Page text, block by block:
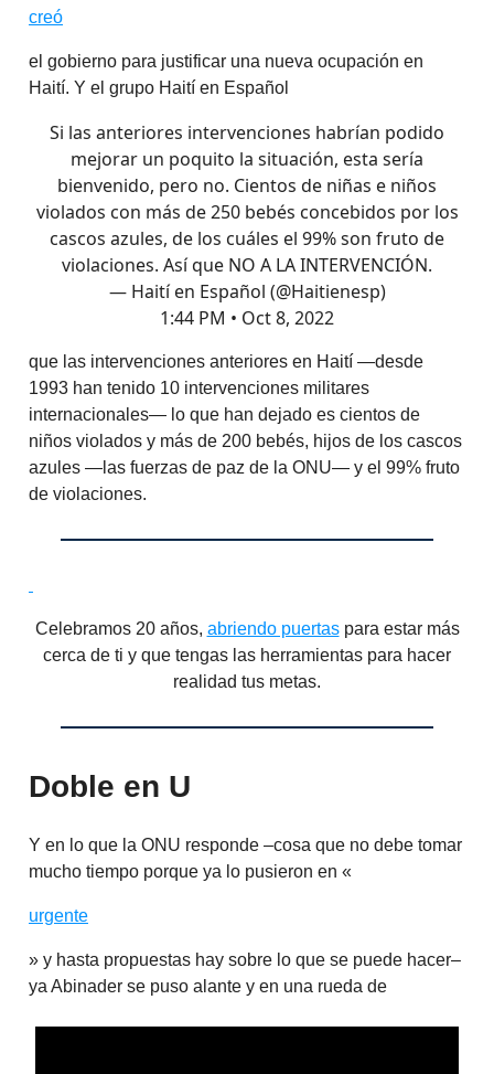
creó
el gobierno para justificar una nueva ocupación en
Haití. Y el grupo Haití en Español
Si las anteriores intervenciones habrían podido
mejorar un poquito la situación, esta sería
bienvenido, pero no. Cientos de niñas e niños
violados con más de 250 bebés concebidos por los
cascos azules, de los cuáles el 99% son fruto de
violaciones. Así que NO A LA INTERVENCIÓN.
— Haití en Español (@Haitienesp)
1:44 PM • Oct 8, 2022
que las intervenciones anteriores en Haití —desde
1993 han tenido 10 intervenciones militares
internacionales— lo que han dejado es cientos de
niños violados y más de 200 bebés, hijos de los cascos
azules —las fuerzas de paz de la ONU— y el 99% fruto
de violaciones.
Celebramos 20 años, abriendo puertaspara estar más
cerca de ti y que tengas las herramientas para hacer
realidad tus metas.
Doble en U
Y en lo que la ONU responde –cosa que no debe tomar
mucho tiempo porque ya lo pusieron en «
urgente
» y hasta propuestas hay sobre lo que se puede hacer–
ya Abinader se puso alante y en una rueda de